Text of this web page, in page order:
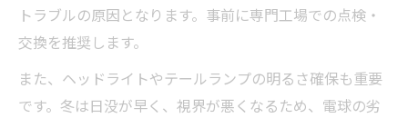
トラブルの原因となります。事前に専門工場での点検・
交換を推奨します。
また、ヘッドライトやテールランプの明るさ確保も重要
です。冬は日没が早く、視界が悪くなるため、電球の劣